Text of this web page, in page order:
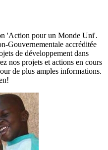
'Action pour un Monde Uni'.
Gouvernementale accréditée
de développement dans
nos projets et actions en cours
de plus amples informations.